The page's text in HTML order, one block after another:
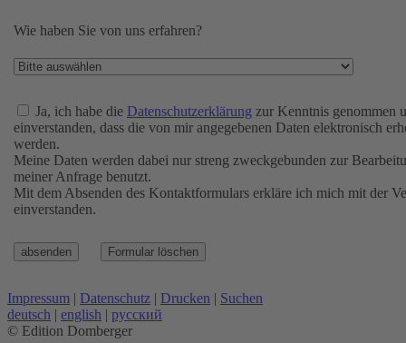
Wie haben Sie von uns erfahren?
Ja, ich habe die Datenschutzerklärung zur Kenntnis genommen
einverstanden, dass die von mir angegebenen Daten elektronisch
werden.
Meine Daten werden dabei nur streng zweckgebunden zur
meiner Anfrage benutzt.
Mit dem Absenden des Kontaktformulars erkläre ich mich mit der
einverstanden.
Impressum | Datenschutz | Drucken | Suchen
deutsch | english | русский
© Edition Domberger